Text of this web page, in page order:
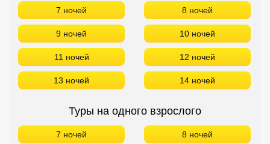
7 ночей 8 ночей
9 ночей 10 ночей
11 ночей 12 ночей
13 ночей 14 ночей
Туры на одного взрослого
7 ночей 8 ночей
Недорогие отели 4*
звезды
Лучшие отели 3* звезды
Недорогие отели 3*
звезды
Сетевые отели Египта